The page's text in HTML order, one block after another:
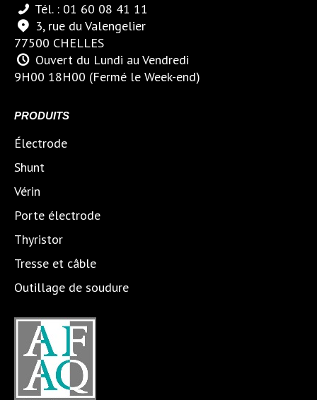
Tél. : 01 60 08 41 11
3, rue du Valengelier
77500 CHELLES
Ouvert du Lundi au Vendredi
9H00 18H00 (Fermé le Week-end)
PRODUITS
Électrode
Shunt
Vérin
Porte électrode
Thyristor
Tresse et câble
Outillage de soudure